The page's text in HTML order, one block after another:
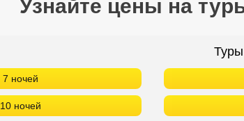
Узнайте цены на
7 ночей
10 ночей